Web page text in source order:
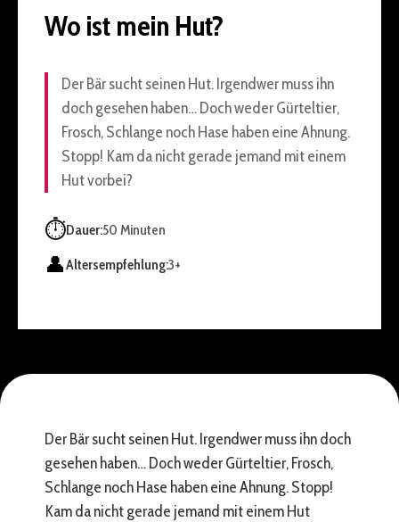
Wo ist mein Hut?
Der Bär sucht seinen Hut. Irgendwer muss ihn
doch gesehen haben… Doch weder Gürteltier,
Frosch, Schlange noch Hase haben eine Ahnung.
Stopp! Kam da nicht gerade jemand mit einem
Hut vorbei?
⏱️Dauer:50 Minuten
👤Altersempfehlung:3+
Der Bär sucht seinen Hut. Irgendwer muss ihn doch
gesehen haben… Doch weder Gürteltier, Frosch,
Schlange noch Hase haben eine Ahnung. Stopp!
Kam da nicht gerade jemand mit einem Hut